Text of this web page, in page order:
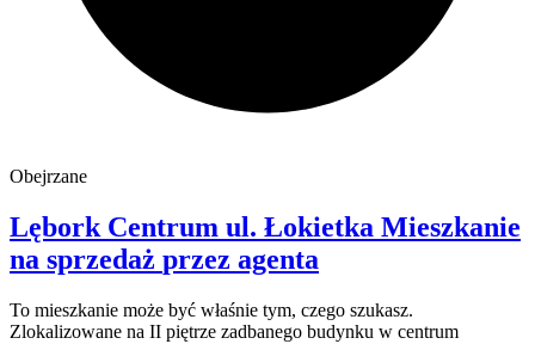
Obejrzane
Lębork Centrum ul. Łokietka Mieszkanie
na sprzedaż przez agenta
To mieszkanie może być właśnie tym, czego szukasz.
Zlokalizowane na II piętrze zadbanego budynku w centrum